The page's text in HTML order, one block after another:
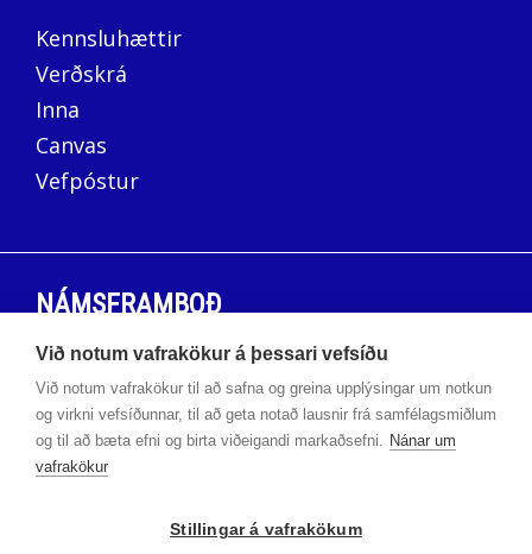
Kennsluhættir
Verðskrá
Inna
Canvas
Vefpóstur
NÁMSFRAMBOÐ
Háskólabrú
Námskeið
ÞRÓUNARSETUR
Við notum vafrakökur á þessari vefsíðu
Við notum vafrakökur til að safna og greina upplýsingar um notkun
og virkni vefsíðunnar, til að geta notað lausnir frá samfélagsmiðlum
og til að bæta efni og birta viðeigandi markaðsefni. Nánar um
vafrakökur
Stillingar á vafrakökum